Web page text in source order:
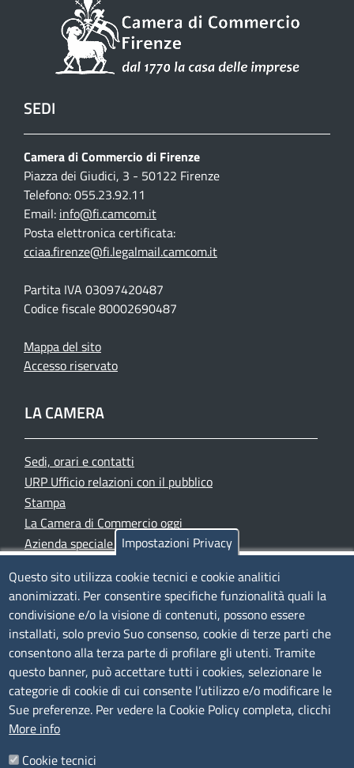
SEDI
Camera di Commercio di Firenze
Piazza dei Giudici, 3 - 50122 Firenze
Telefono: 055.23.92.11
Email: info@fi.camcom.it
Posta elettronica certificata:
cciaa.firenze@fi.legalmail.camcom.it
Partita IVA 03097420487
Codice fiscale 80002690487
Mappa del sito
Accesso riservato
LA CAMERA
Sedi, orari e contatti
URP Ufficio relazioni con il pubblico
Stampa
La Camera di Commercio oggi
Azienda speciale PromoFirenze
TRASPARENZA
Albo Online
Amministrazione trasparente
Bandi e concorsi
Segnalazioni Whistleblowing
Accessibilità
IBAN e pagamenti informatici
Impostazioni Privacy
Questo sito utilizza cookie tecnici e cookie analitici
anonimizzati. Per consentire specifiche funzionalità quali la
condivisione e/o la visione di contenuti, possono essere
installati, solo previo Suo consenso, cookie di terze parti che
consentono alla terza parte di profilare gli utenti. Tramite
questo banner, può accettare tutti i cookies, selezionare le
categorie di cookie di cui consente l’utilizzo e/o modificare le
Sue preferenze. Per vedere la Cookie Policy completa, clicchi
More info
Cookie tecnici